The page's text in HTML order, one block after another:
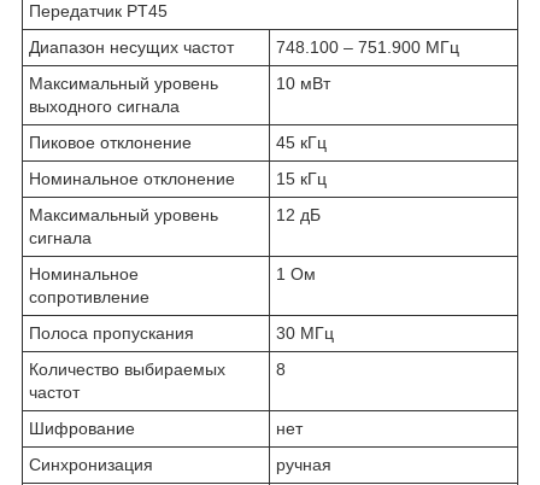
Передатчик PT45
Диапазон несущих частот
748.100 – 751.900 МГц
Максимальный уровень
выходного сигнала
10 мВт
Пиковое отклонение
45 кГц
Номинальное отклонение
15 кГц
Максимальный уровень
сигнала
12 дБ
Номинальное
сопротивление
1 Ом
Полоса пропускания
30 МГц
Количество выбираемых
частот
8
Шифрование
нет
Синхронизация
ручная